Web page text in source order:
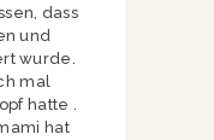
dass
und
wurde.
mal
hatte .
hat